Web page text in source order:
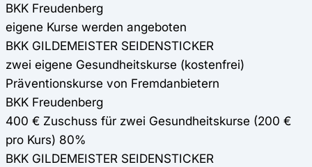
BKK Freudenberg
eigene Kurse werden angeboten
BKK GILDEMEISTER SEIDENSTICKER
zwei eigene Gesundheitskurse (kostenfrei)
Präventionskurse von Fremdanbietern
BKK Freudenberg
400 € Zuschuss für zwei Gesundheitskurse (200 €
pro Kurs) 80%
BKK GILDEMEISTER SEIDENSTICKER